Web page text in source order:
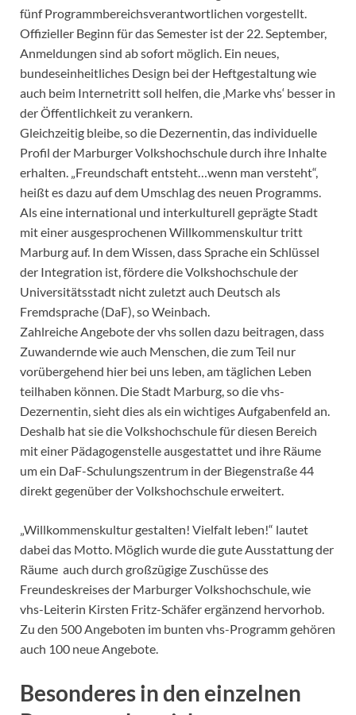
fünf Programmbereichsverantwortlichen vorgestellt.
Offizieller Beginn für das Semester ist der 22. September,
Anmeldungen sind ab sofort möglich. Ein neues,
bundeseinheitliches Design bei der Heftgestaltung wie
auch beim Internetritt soll helfen, die ‚Marke vhs‘ besser in
der Öffentlichkeit zu verankern.
Gleichzeitig bleibe, so die Dezernentin, das individuelle
Profil der Marburger Volkshochschule durch ihre Inhalte
erhalten. „Freundschaft entsteht…wenn man versteht“,
heißt es dazu auf dem Umschlag des neuen Programms.
Als eine international und interkulturell geprägte Stadt
mit einer ausgesprochenen Willkommenskultur tritt
Marburg auf. In dem Wissen, dass Sprache ein Schlüssel
der Integration ist, fördere die Volkshochschule der
Universitätsstadt nicht zuletzt auch Deutsch als
Fremdsprache (DaF), so Weinbach.
Zahlreiche Angebote der vhs sollen dazu beitragen, dass
Zuwandernde wie auch Menschen, die zum Teil nur
vorübergehend hier bei uns leben, am täglichen Leben
teilhaben können. Die Stadt Marburg, so die vhs-
Dezernentin, sieht dies als ein wichtiges Aufgabenfeld an.
Deshalb hat sie die Volkshochschule für diesen Bereich
mit einer Pädagogenstelle ausgestattet und ihre Räume
um ein DaF-Schulungszentrum in der Biegenstraße 44
direkt gegenüber der Volkshochschule erweitert.
„Willkommenskultur gestalten! Vielfalt leben!“ lautet
dabei das Motto. Möglich wurde die gute Ausstattung der
Räume auch durch großzügige Zuschüsse des
Freundeskreises der Marburger Volkshochschule, wie
vhs-Leiterin Kirsten Fritz-Schäfer ergänzend hervorhob.
Zu den 500 Angeboten im bunten vhs-Programm gehören
auch 100 neue Angebote.
Besonderes in den einzelnen